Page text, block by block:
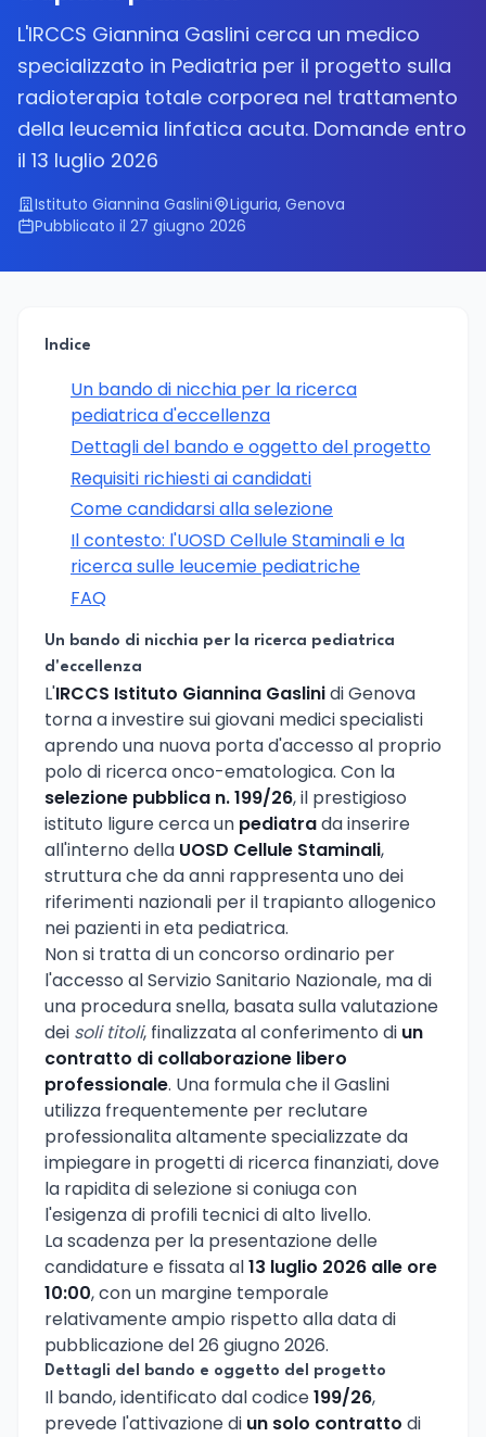
L'IRCCS Giannina Gaslini cerca un medico
specializzato in Pediatria per il progetto sulla
radioterapia totale corporea nel trattamento
della leucemia linfatica acuta. Domande entro
il 13 luglio 2026
Istituto Giannina Gaslini
Liguria, Genova
Pubblicato il 27 giugno 2026
Indice
Un bando di nicchia per la ricerca
pediatrica d'eccellenza
Dettagli del bando e oggetto del progetto
Requisiti richiesti ai candidati
Come candidarsi alla selezione
Il contesto: l'UOSD Cellule Staminali e la
ricerca sulle leucemie pediatriche
FAQ
Un bando di nicchia per la ricerca pediatrica
d'eccellenza
L'IRCCS Istituto Giannina Gaslinidi Genova
torna a investire sui giovani medici specialisti
aprendo una nuova porta d'accesso al proprio
polo di ricerca onco-ematologica. Con la
selezione pubblica n. 199/26, il prestigioso
istituto ligure cerca un pediatrada inserire
all'interno della UOSD Cellule Staminali,
struttura che da anni rappresenta uno dei
riferimenti nazionali per il trapianto allogenico
nei pazienti in eta pediatrica.
Non si tratta di un concorso ordinario per
l'accesso al Servizio Sanitario Nazionale, ma di
una procedura snella, basata sulla valutazione
dei soli titoli, finalizzata al conferimento di un
contratto di collaborazione libero
professionale. Una formula che il Gaslini
utilizza frequentemente per reclutare
professionalita altamente specializzate da
impiegare in progetti di ricerca finanziati, dove
la rapidita di selezione si coniuga con
l'esigenza di profili tecnici di alto livello.
La scadenza per la presentazione delle
candidature e fissata al13 luglio 2026 alle ore
10:00, con un margine temporale
relativamente ampio rispetto alla data di
pubblicazione del 26 giugno 2026.
Dettagli del bando e oggetto del progetto
Il bando, identificato dal codice199/26,
prevede l'attivazione di un solo contratto di